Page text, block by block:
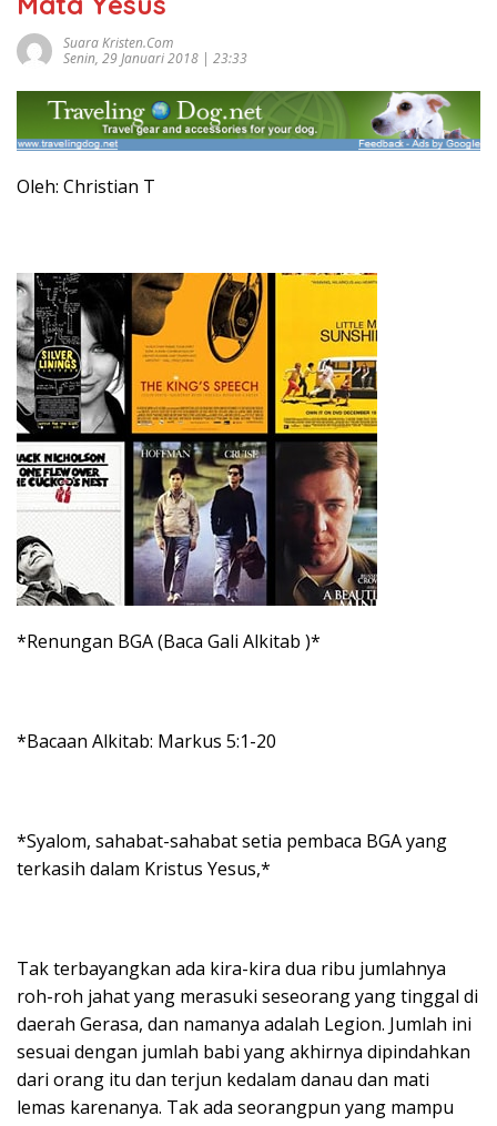
Suara Kristen.com
Senin, 29 Januari 2018 | 23:33
Oleh: Christian T
*Renungan BGA (Baca Gali Alkitab )*
*Bacaan Alkitab: Markus 5:1-20
*Syalom, sahabat-sahabat setia pembaca BGA yang
terkasih dalam Kristus Yesus,*
Tak terbayangkan ada kira-kira dua ribu jumlahnya
roh-roh jahat yang merasuki seseorang yang tinggal di
daerah Gerasa, dan namanya adalah Legion. Jumlah ini
sesuai dengan jumlah babi yang akhirnya dipindahkan
dari orang itu dan terjun kedalam danau dan mati
lemas karenanya. Tak ada seorangpun yang mampu